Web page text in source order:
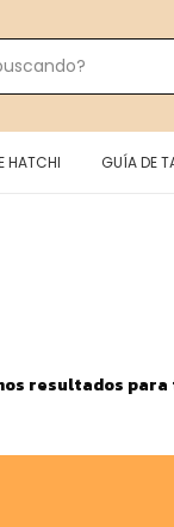
HATCHI GUÍA DE
resultados